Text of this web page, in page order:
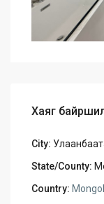
Хаяг
City:
State/County:
Country: